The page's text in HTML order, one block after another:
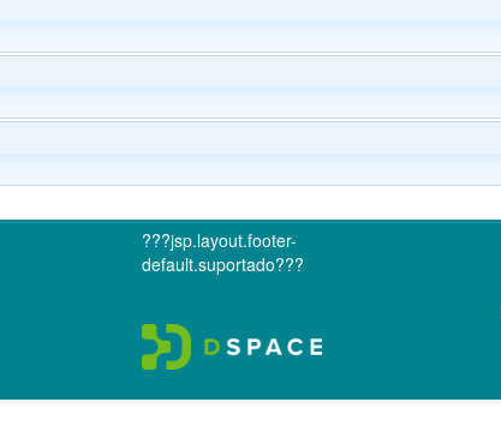
???jsp.layout.footer-
default.suportado???